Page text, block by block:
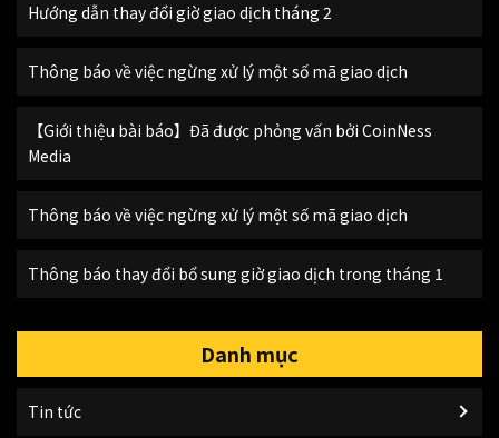
Hướng dẫn thay đổi giờ giao dịch tháng 2
Thông báo về việc ngừng xử lý một số mã giao dịch
【Giới thiệu bài báo】Đã được phỏng vấn bởi CoinNess
Media
Thông báo về việc ngừng xử lý một số mã giao dịch
Thông báo thay đổi bổ sung giờ giao dịch trong tháng 1
Danh mục
Tin tức